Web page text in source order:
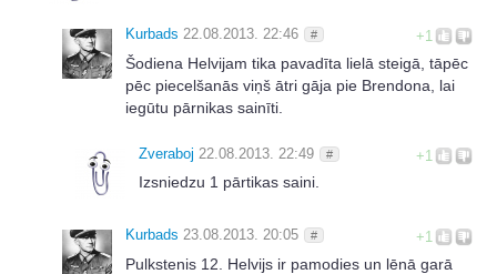
+1
Kurbads 22.08.2013. 22:46 #
Šodiena Helvijam tika pavadīta lielā steigā, tāpēc
pēc piecelšanās viņš ātri gāja pie Brendona, lai
iegūtu pārnikas sainīti.
+1
Zveraboj 22.08.2013. 22:49 #
Izsniedzu 1 pārtikas saini.
+1
Kurbads 23.08.2013. 20:05 #
Pulkstenis 12. Helvijs ir pamodies un lēnā garā